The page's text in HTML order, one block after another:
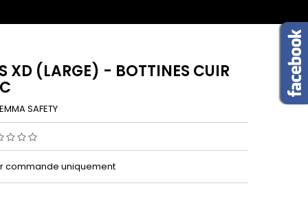
XD (LARGE) - BOTTINES CUIR
EMMA SAFETY
commande uniquement